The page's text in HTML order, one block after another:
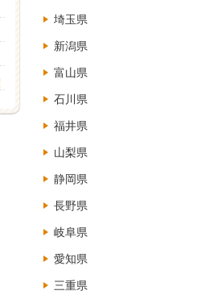
埼玉県
新潟県
富山県
石川県
福井県
山梨県
静岡県
長野県
岐阜県
愛知県
三重県